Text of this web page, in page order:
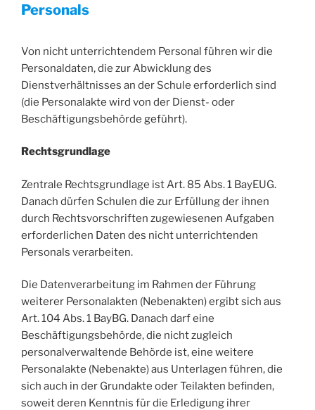
Personals
Von nicht unterrichtendem Personal führen wir die
Personaldaten, die zur Abwicklung des
Dienstverhältnisses an der Schule erforderlich sind
(die Personalakte wird von der Dienst- oder
Beschäftigungsbehörde geführt).
Rechtsgrundlage
Zentrale Rechtsgrundlage ist Art. 85 Abs. 1 BayEUG.
Danach dürfen Schulen die zur Erfüllung der ihnen
durch Rechtsvorschriften zugewiesenen Aufgaben
erforderlichen Daten des nicht unterrichtenden
Personals verarbeiten.
Die Datenverarbeitung im Rahmen der Führung
weiterer Personalakten (Nebenakten) ergibt sich aus
Art. 104 Abs. 1 BayBG. Danach darf eine
Beschäftigungsbehörde, die nicht zugleich
personalverwaltende Behörde ist, eine weitere
Personalakte (Nebenakte) aus Unterlagen führen, die
sich auch in der Grundakte oder Teilakten befinden,
soweit deren Kenntnis für die Erledigung ihrer